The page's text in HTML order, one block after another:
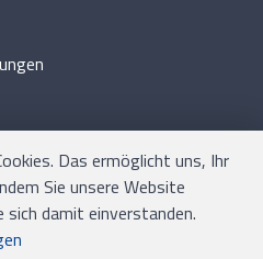
Das ermöglicht uns, Ihr
Sie unsere Website
sich damit einverstanden.